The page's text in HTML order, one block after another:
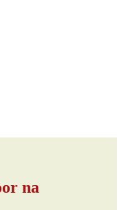
na